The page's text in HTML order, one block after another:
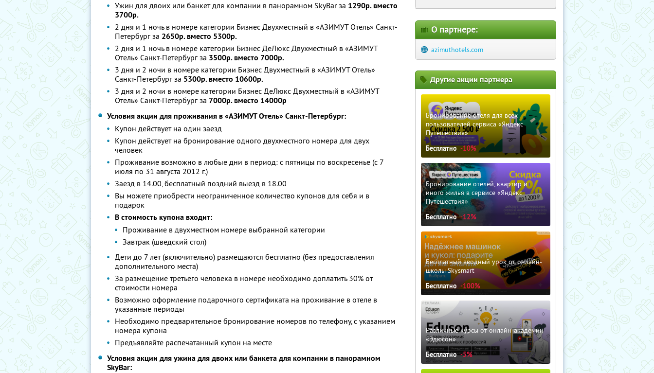
Ужин для двоих или банкет для компании в панорамном SkyBаr за 1290р. вместо
3700р.
2 дня и 1 ночь в номере категории Бизнес Двухместный в «АЗИМУТ Отель» Санкт-
Петербург за 2650р. вместо 5300р.
2 дня и 1 ночь в номере категории Бизнес ДеЛюкс Двухместный в «АЗИМУТ
Отель» Санкт-Петербург за 3500р. вместо 7000р.
3 дня и 2 ночи в номере категории Бизнес Двухместный в «АЗИМУТ Отель»
Санкт-Петербург за 5300р. вместо 10600р.
3 дня и 2 ночи в номере категории Бизнес ДеЛюкс Двухместный в «АЗИМУТ
Отель» Санкт-Петербург за 7000р. вместо 14000р
Условия акции для проживания в «АЗИМУТ Отель» Санкт-Петербург:
Купон действует на один заезд
Купон действует на бронирование одного двухместного номера для двух
человек
Проживание возможно в любые дни в период: с пятницы по воскресенье (с 7
июля по 31 августа 2012 г.)
Заезд в 14.00, бесплатный поздний выезд в 18.00
Вы можете приобрести неограниченное количество купонов для себя и в
подарок
В стоимость купона входит:
Проживание в двухместном номере выбранной категории
Завтрак (шведский стол)
Дети до 7 лет (включительно) размещаются бесплатно (без предоставления
дополнительного места)
За размещение третьего человека в номере необходимо доплатить 30% от
стоимости номера
Возможно оформление подарочного сертификата на проживание в отеле в
указанные периоды
Необходимо предварительное бронирование номеров по телефону, с указанием
номера купона
Предъявляйте распечатанный купон на месте
Условия акции для ужина для двоих или банкета для компании в панорамном
SkyBаr:
О партнере:
azimuthotels.com
Другие акции партнера
Бронирование отеля для всех
пользователей сервиса «Яндекс
Путешествия»
Бесплатно -10%
Бронирование отелей, квартир и
иного жилья в сервисе «Яндекс
Путешествия»
Бесплатно -12%
Бесплатный вводный урок от онлайн-
школы Skysmart
Бесплатно -100%
Различные курсы от онлайн-академии
«Эдюсон»
Бесплатно -5%